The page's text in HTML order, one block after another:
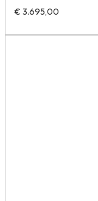
€ 3.695,00